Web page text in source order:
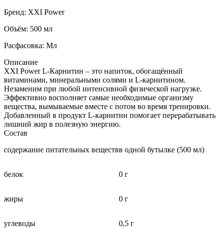
Бренд: XXI Power
Объём: 500 мл
Расфасовка: Мл
Описание
XXI Power L-Карнитин – это напиток, обогащённый
витаминами, минеральными солями и L-карнитином.
Незаменим при любой интенсивной физической нагрузке.
Эффективно восполняет самые необходимые организму
вещества, вымываемые вместе с потом во время тренировки.
Добавленный в продукт L-карнитин помогает перерабатывать
лишний жир в полезную энергию.
Состав
содержание питательных веществв одной бутылке (500 мл)
белок 0 г
жиры 0 г
углеводы 0,5 г